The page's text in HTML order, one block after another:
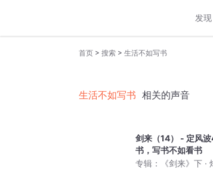
发现
首页 > 搜索 > 生活不如写书
生活不如写书 相关的声音
剑来（14） - 定风
书，写书不如看书
专辑：
《剑来》下